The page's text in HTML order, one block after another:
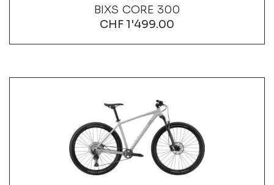
BIXS CORE 300
CHF 1'499.00